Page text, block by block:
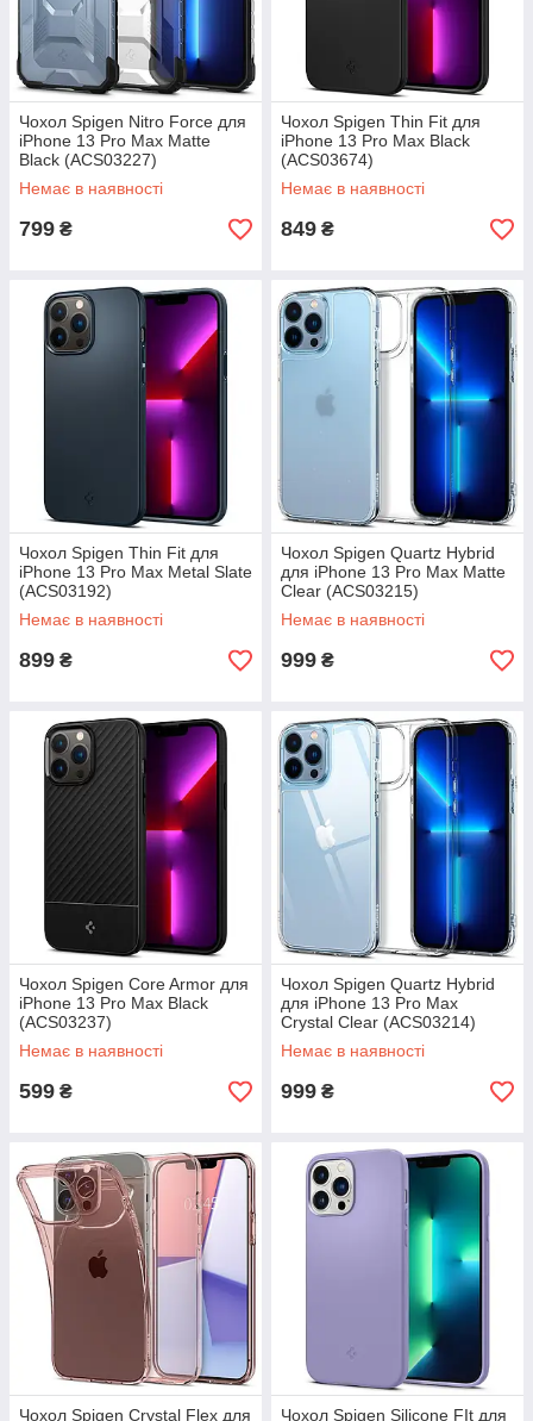
Чохол Spigen Nitro Force для
iPhone 13 Pro Max Matte
Black (ACS03227)
Немає в наявності
799 ₴
Чохол Spigen Thin Fit для
iPhone 13 Pro Max Black
(ACS03674)
Немає в наявності
849 ₴
Чохол Spigen Thin Fit для
iPhone 13 Pro Max Metal Slate
(ACS03192)
Немає в наявності
899 ₴
Чохол Spigen Quartz Hybrid
для iPhone 13 Pro Max Matte
Clear (ACS03215)
Немає в наявності
999 ₴
Чохол Spigen Core Armor для
iPhone 13 Pro Max Black
(ACS03237)
Немає в наявності
599 ₴
Чохол Spigen Quartz Hybrid
для iPhone 13 Pro Max
Crystal Clear (ACS03214)
Немає в наявності
999 ₴
Чохол Spigen Crystal Flex для
Чохол Spigen Silicone FIt для